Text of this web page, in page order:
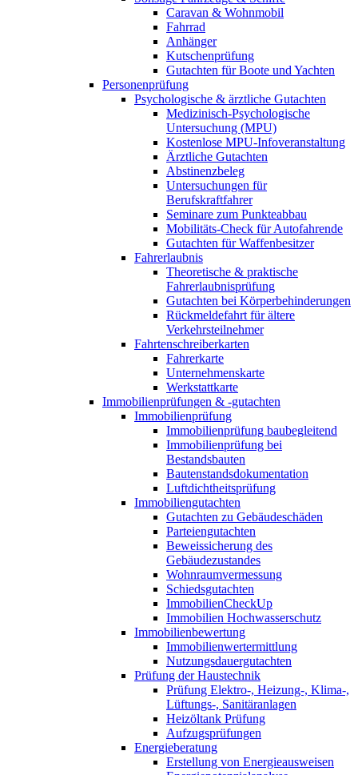
Caravan & Wohnmobil
Fahrrad
Anhänger
Kutschenprüfung
Gutachten für Boote und Yachten
Personenprüfung
Psychologische & ärztliche Gutachten
Medizinisch-Psychologische
Untersuchung (MPU)
Kostenlose MPU-Infoveranstaltung
Ärztliche Gutachten
Abstinenzbeleg
Untersuchungen für
Berufskraftfahrer
Seminare zum Punkteabbau
Mobilitäts-Check für Autofahrende
Gutachten für Waffenbesitzer
Fahrerlaubnis
Theoretische & praktische
Fahrerlaubnisprüfung
Gutachten bei Körperbehinderungen
Rückmeldefahrt für ältere
Verkehrsteilnehmer
Fahrtenschreiberkarten
Fahrerkarte
Unternehmenskarte
Werkstattkarte
Immobilienprüfungen & -gutachten
Immobilienprüfung
Immobilienprüfung baubegleitend
Immobilienprüfung bei
Bestandsbauten
Bautenstandsdokumentation
Luftdichtheitsprüfung
Immobiliengutachten
Gutachten zu Gebäudeschäden
Parteiengutachten
Beweissicherung des
Gebäudezustandes
Wohnraumvermessung
Schiedsgutachten
ImmobilienCheckUp
Immobilien Hochwasserschutz
Immobilienbewertung
Immobilienwertermittlung
Nutzungsdauergutachten
Prüfung der Haustechnik
Prüfung Elektro-, Heizung-, Klima-,
Lüftungs-, Sanitäranlagen
Heizöltank Prüfung
Aufzugsprüfungen
Energieberatung
Erstellung von Energieausweisen